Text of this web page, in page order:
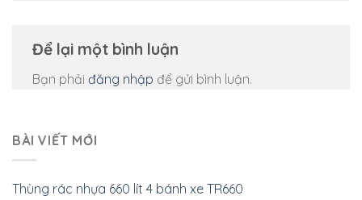
Để lại một bình luận
Bạn phải đăng nhập để gửi bình luận.
BÀI VIẾT MỚI
Thùng rác nhựa 660 lít 4 bánh xe TR660